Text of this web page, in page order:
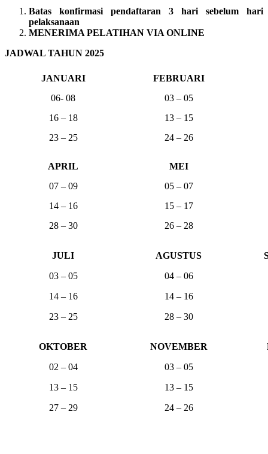
Batas konfirmasi pendaftaran 3 hari sebelum hari
pelaksanaan
MENERIMA PELATIHAN VIA ONLINE
JADWAL TAHUN 2025
JANUARI
FEBRUARI
06- 08
03 – 05
16 – 18
13 – 15
23 – 25
24 – 26
APRIL
MEI
07 – 09
05 – 07
14 – 16
15 – 17
28 – 30
26 – 28
JULI AGUSTUS
03 – 05
04 – 06
14 – 16
14 – 16
23 – 25
28 – 30
OKTOBER NOVEMBER
02 – 04
03 – 05
13 – 15
13 – 15
27 – 29
24 – 26